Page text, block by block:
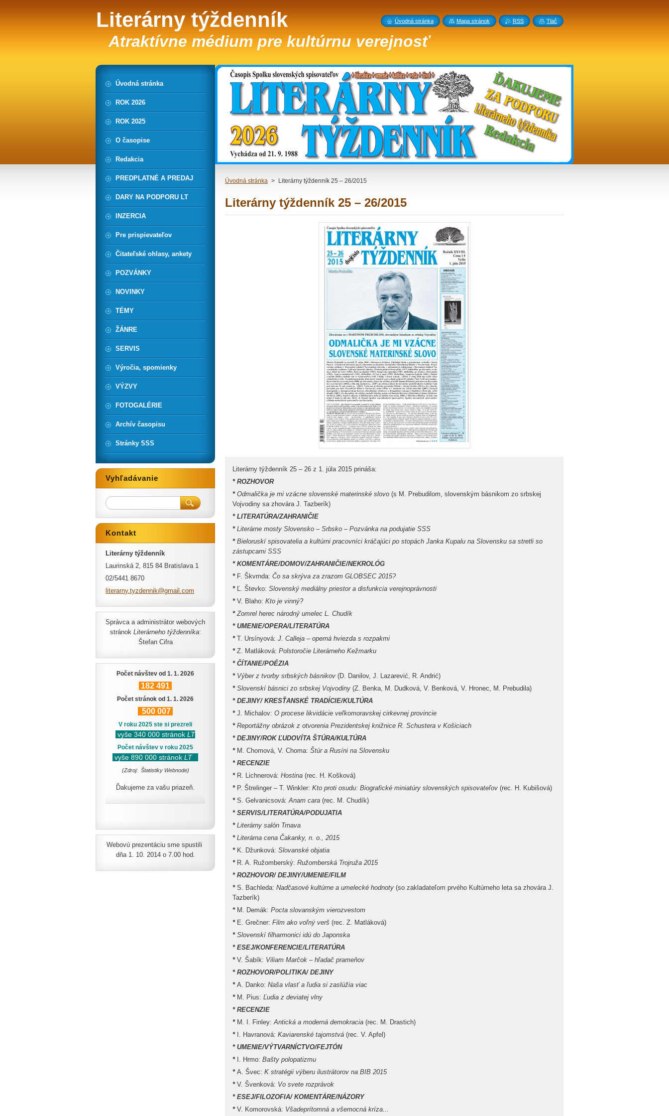
Literárny týždenník
Atraktívne médium pre kultúrnu verejnosť
Úvodná stránka > Literárny týždenník 25 – 26/2015
Literárny týždenník 25 – 26/2015
Literárny týždenník 25 – 26 z 1. júla 2015 prináša:
* ROZHOVOR
* Odmalička je mi vzácne slovenské materinské slovo (s M. Prebudilom, slovenským básnikom zo srbskej
Vojvodiny sa zhovára J. Tazberík)
* LITERATÚRA/ZAHRANIČIE
* Literárne mosty Slovensko – Srbsko – Pozvánka na podujatie SSS
* Bieloruskí spisovatelia a kultúrni pracovníci kráčajúci po stopách Janka Kupalu na Slovensku sa stretli so
zástupcami SSS
* KOMENTÁRE/DOMOV/ZAHRANIČIE/NEKROLÓG
* F. Škvrnda: Čo sa skrýva za zrazom GLOBSEC 2015?
* Ľ. Števko: Slovenský mediálny priestor a disfunkcia verejnoprávnosti
* V. Blaho: Kto je vinný?
*Zomrel herec národný umelec L. Chudík
* UMENIE/OPERA/LITERATÚRA
* T. Ursínyová: J. Calleja – operná hviezda s rozpakmi
* Z. Matláková: Polstoročie Literárneho Kežmarku
* ČÍTANIE/POÉZIA
* Výber z tvorby srbských básnikov (D. Danilov, J. Lazarević, R. Andrić)
* Slovenskí básnici zo srbskej Vojvodiny (Z. Benka, M. Dudková, V. Benková, V. Hronec, M. Prebudila)
* DEJINY/ KRESŤANSKÉ TRADÍCIE/KULTÚRA
* J. Michalov: O procese likvidácie veľkomoravskej cirkevnej provincie
* Reportážny obrázok z otvorenia Prezidentskej knižnice R. Schustera v Košiciach
* DEJINY/ROK ĽUDOVÍTA ŠTÚRA/KULTÚRA
* M. Chomová, V. Choma: Štúr a Rusíni na Slovensku
* RECENZIE
* R. Lichnerová: Hostina (rec. H. Košková)
* P. Štrelinger – T. Winkler: Kto proti osudu: Biografické miniatúry slovenských spisovateľov (rec. H. Kubišová)
* S. Gelvanicsová:Anam cara (rec. M. Chudík)
* SERVIS/LITERATÚRA/PODUJATIA
* Literárny salón Trnava
* Literárna cena Čakanky, n. o., 2015
* K. Džunková: Slovanské objatia
* R. A. Ružomberský: Ružomberská Trojruža 2015
* ROZHOVOR/ DEJINY/UMENIE/FILM
* S. Bachleda: Nadčasové kultúrne a umelecké hodnoty (so zakladateľom prvého Kultúrneho leta sa zhovára J.
Tazberík)
* M. Demák: Pocta slovanským vierozvestom
* E. Grečner: Film ako voľný verš (rec. Z. Matláková)
* Slovenskí filharmonici idú do Japonska
* ESEJ/KONFERENCIE/LITERATÚRA
* V. Šabík: Viliam Marčok – hľadač prameňov
* ROZHOVOR/POLITIKA/ DEJINY
* A. Danko: Naša vlasť a ľudia si zaslúžia viac
* M. Pius: Ľudia z deviatej vlny
* RECENZIE
* M. I. Finley:Antická a moderná demokracia (rec. M. Drastich)
* I. Havranová: Kaviarenské tajomstvá (rec. V. Apfel)
* UMENIE/VÝTVARNÍCTVO/FEJTÓN
* I. Hrmo: Bašty polopatizmu
* A. Švec: K stratégii výberu ilustrátorov na BIB 2015
* V. Švenková: Vo svete rozprávok
* ESEJ/FILOZOFIA/ KOMENTÁRE/NÁZORY
* V. Komorovská: Všadeprítomná a všemocná kríza...
Úvodná stránka
ROK 2026
ROK 2025
O časopise
Redakcia
PREDPLATNÉ A PREDAJ
DARY NA PODPORU LT
INZERCIA
Pre prispievateľov
Čitateľské ohlasy, ankety
POZVÁNKY
NOVINKY
TÉMY
ŽÁNRE
SERVIS
Výročia, spomienky
VÝZVY
FOTOGALÉRIE
Archív časopisu
Stránky SSS
Vyhľadávanie
Kontakt
Literárny týždenník
Laurinská 2, 815 84 Bratislava 1
02/5441 8670
literarny.tyzdennik@gmai l.com
Správca a administrátor webových
stránok Literárneho týždenníka:
Štefan Cifra
Počet návštev od 1. 1. 2026
182 491
Počet stránok od 1. 1. 2026
500 007
V roku 2025 ste si prezreli
vyše 340 000 stránok LT
Počet návštev v roku 2025
vyše 890 000 stránok LT
(Zdroj: Štatistiky Webnode)
Ďakujeme za vašu priazeň.
Webovú prezentáciu sme spustili
dňa 1. 10. 2014 o 7.00 hod.
Úvodná stránka Mapa stránok RSS Tlač